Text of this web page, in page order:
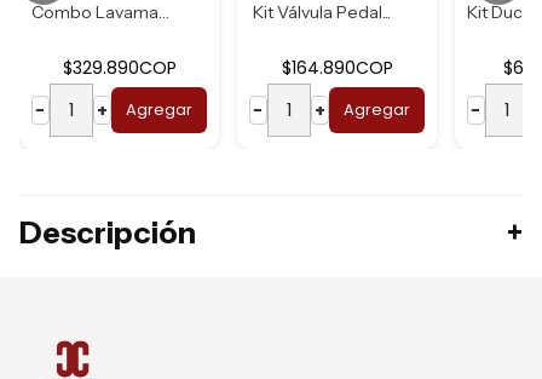
Combo Lavamanos B...
$329.890COP
−
+ Agregar
Kit Válvula Pedal...
$164.890COP
−
+ Agregar
−
Descripción